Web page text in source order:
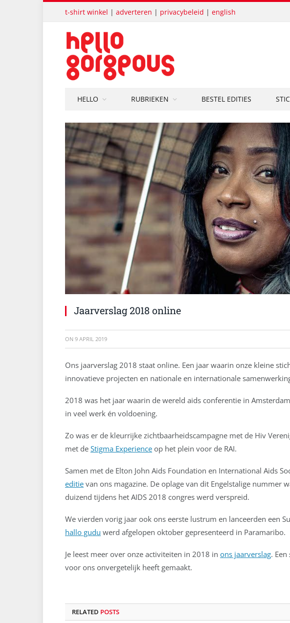
t-shirt winkel | adverteren | privacybeleid | english
HELLO RUBRIEKEN BESTEL EDITIES
Jaarverslag 2018 online
ON 9 APRIL 2019
Ons jaarverslag 2018 staat online. Een jaar waarin onze kleine
innovatieve projecten en nationale en internationale
2018 was het jaar waarin de wereld aids conferentie in
in veel werk én voldoening.
Zo was er de kleurrijke zichtbaarheidscampagne met de Hiv
met de Stigma Experience op het plein voor de RAI.
Samen met de Elton John Aids Foundation en International Aids
editie van ons magazine. De oplage van dit Engelstalige nummer
duizend tijdens het AIDS 2018 congres werd verspreid.
We vierden vorig jaar ook ons eerste lustrum en lanceerden een
hallo gudu werd afgelopen oktober gepresenteerd in Paramaribo.
Je leest meer over onze activiteiten in 2018 in ons jaarverslag. Een
voor ons onvergetelijk heeft gemaakt.
RELATED POSTS